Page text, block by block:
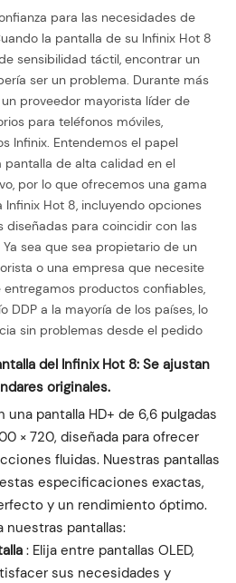
para las necesidades de
la pantalla de su Infinix Hot 8
sensibilidad táctil, encontrar un
ser un problema. Durante más
proveedor mayorista líder de
para teléfonos móviles,
Infinix. Entendemos el papel
de alta calidad en el
por lo que ofrecemos una gama
Hot 8, incluyendo opciones
diseñadas para coincidir con las
sea que sea propietario de un
o una empresa que necesite
entregamos productos confiables,
DDP a la mayoría de los países, lo
sin problemas desde el pedido
del Infinix Hot 8: Se ajustan
originales.
pantalla HD+ de 6,6 pulgadas
× 720, diseñada para ofrecer
fluidas. Nuestras pantallas
especificaciones exactas,
y un rendimiento óptimo.
nuestras pantallas:
: Elija entre pantallas OLED,
sus necesidades y